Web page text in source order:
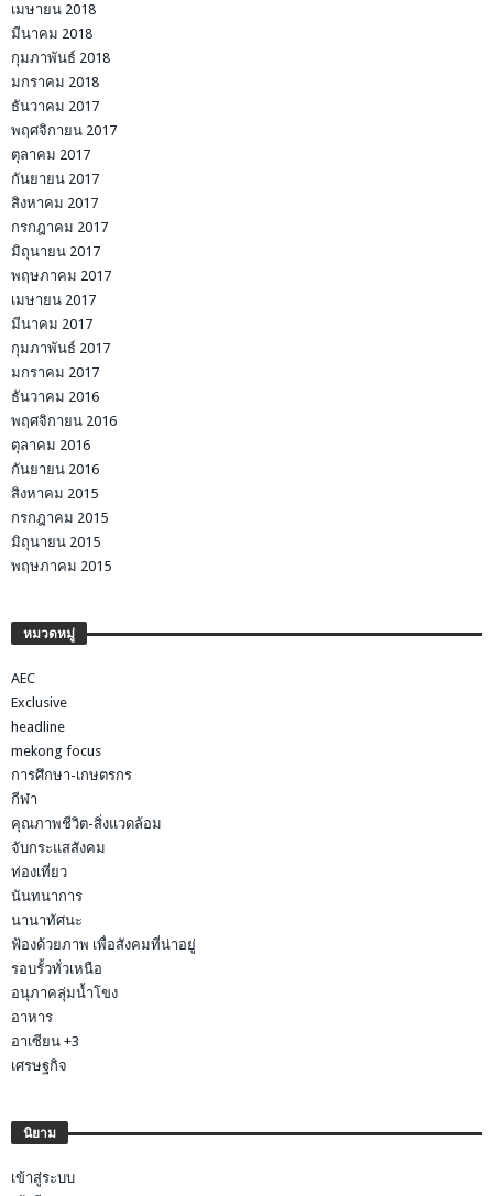
เมษายน 2018
มีนาคม 2018
กุมภาพันธ์ 2018
มกราคม 2018
ธันวาคม 2017
พฤศจิกายน 2017
ตุลาคม 2017
กันยายน 2017
สิงหาคม 2017
กรกฎาคม 2017
มิถุนายน 2017
พฤษภาคม 2017
เมษายน 2017
มีนาคม 2017
กุมภาพันธ์ 2017
มกราคม 2017
ธันวาคม 2016
พฤศจิกายน 2016
ตุลาคม 2016
กันยายน 2016
สิงหาคม 2015
กรกฎาคม 2015
มิถุนายน 2015
พฤษภาคม 2015
หมวดหมู่
AEC
Exclusive
headline
mekong focus
การศึกษา-เกษตรกร
กีฬา
คุณภาพชีวิต-สิ่งแวดล้อม
จับกระแสสังคม
ท่องเที่ยว
นันทนาการ
นานาทัศนะ
ฟ้องด้วยภาพ เพื่อสังคมที่น่าอยู่
รอบรั้วทั่วเหนือ
อนุภาคลุ่มน้ำโขง
อาหาร
อาเซียน +3
เศรษฐกิจ
นิยาม
เข้าสู่ระบบ